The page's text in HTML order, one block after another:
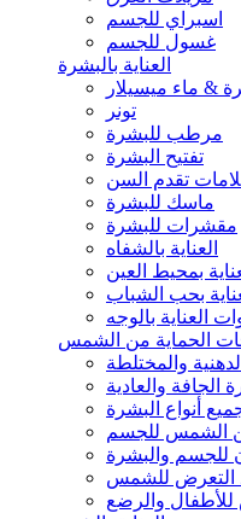
اسبراي للجسم
غسول للجسم
العناية بالبشرة
& ماء ميسيلار
تونر
مرطب للبشرة
تفتيح البشرة
تقدم السن
ماسك للبشرة
مقشرات للبشرة
العناية بالشفاه
بمحيط العين
بحب الشباب
العناية بالوجه
الحماية من الشمس
والمختلطة
الجافة والعادية
أنواع البشرة
الشمس للجسم
للجسم والبشرة
التعرض للشمس
والرضع